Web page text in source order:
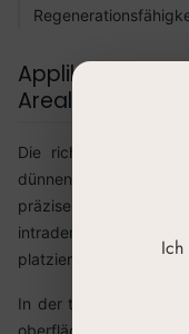
Areale
Die richtige Technik
dünnen Haut und
präzises Vorgehen
intradermal
platzieren, wo sie
In der täglichen